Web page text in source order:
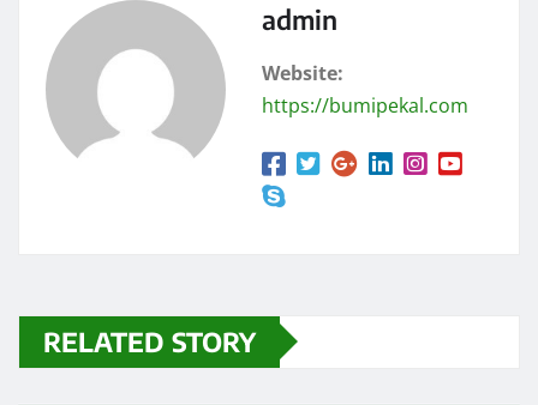
admin
Website:
https://bumipekal.com
RELATED STORY